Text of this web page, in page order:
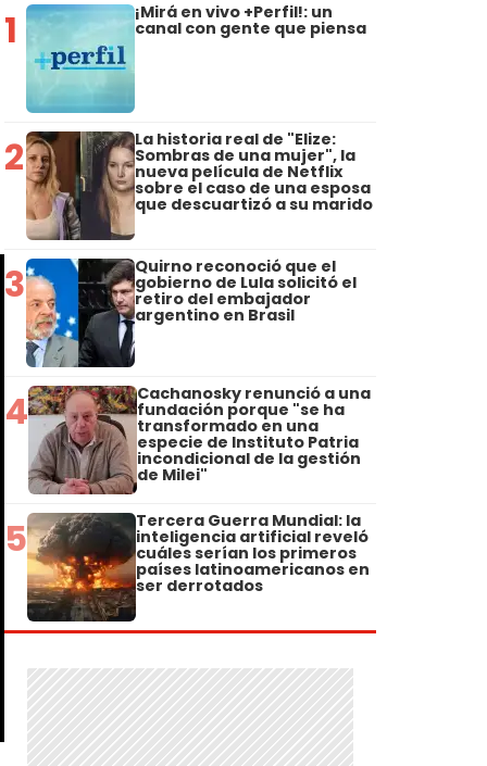
1 ¡Mirá en vivo +Perfil!: un
canal con gente que piensa
2 La historia real de "Elize:
Sombras de una mujer", la
nueva película de Netflix
sobre el caso de una esposa
que descuartizó a su marido
3 Quirno reconoció que el
gobierno de Lula solicitó el
retiro del embajador
argentino en Brasil
4 Cachanosky renunció a una
fundación porque "se ha
transformado en una
especie de Instituto Patria
incondicional de la gestión
de Milei"
5 Tercera Guerra Mundial: la
inteligencia artificial reveló
cuáles serían los primeros
países latinoamericanos en
ser derrotados